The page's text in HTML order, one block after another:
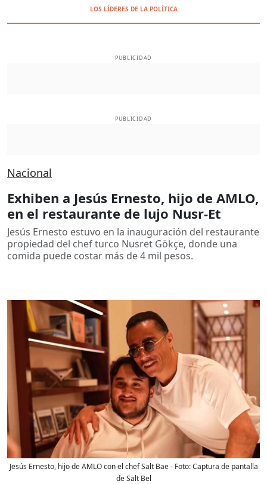
LOS LÍDERES DE LA POLÍTICA
PUBLICIDAD
PUBLICIDAD
Nacional
Exhiben a Jesús Ernesto, hijo de AMLO,
en el restaurante de lujo Nusr-Et
Jesús Ernesto estuvo en la inauguración del restaurante
propiedad del chef turco Nusret Gökçe, donde una
comida puede costar más de 4 mil pesos.
Jesús Ernesto, hijo de AMLO con el chef Salt Bae- Foto:Captura de pantalla
de Salt Bel